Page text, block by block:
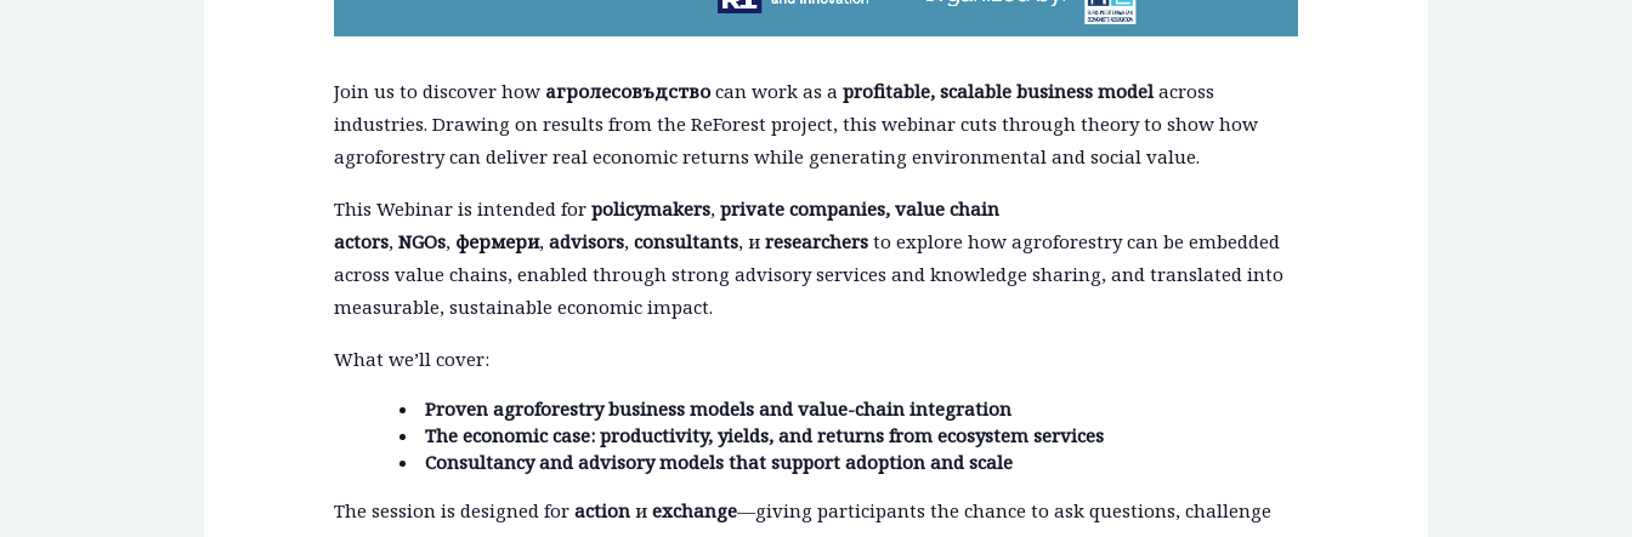
Join us to discover how агролесовъдствоcan work as a profitable, scalable business modelacross
industries. Drawing on results from the ReForest project, this webinar cuts through theory to show how
agroforestry can deliver real economic returns while generating environmental and social value.
This Webinar is intended for policymakers, private companies, value chain
actors, NGOs, фермери, advisors, consultants, и researchersto explore how agroforestry can be embedded
across value chains, enabled through strong advisory services and knowledge sharing, and translated into
measurable, sustainable economic impact.
What we’ll cover:
Proven agroforestry business models and value-chain integration
The economic case: productivity, yields, and returns from ecosystem services
Consultancy and advisory models that support adoption and scale
The session is designed for actionи exchange—giving participants the chance to ask questions, challenge